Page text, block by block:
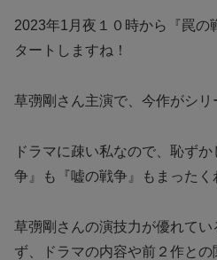
2023年1月夜１０時から『罠の
タートしますね！
草彅剛さん主演で、今作がシリ
ドラマに疎い私なので、恥ず
争』も『嘘の戦争』もまったく
草彅剛さんの演技力が優れて
ず、ドラマの内容や前２作と